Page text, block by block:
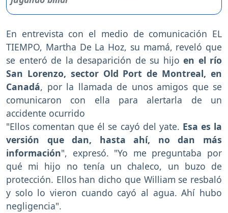
En entrevista con el medio de comunicación EL
TIEMPO, Martha De La Hoz, su mamá, reveló que
se enteró de la desaparición de su hijo en el río
San Lorenzo, sector Old Port de Montreal, en
Canadá, por la llamada de unos amigos que se
comunicaron con ella para alertarla de un
accidente ocurrido
"Ellos comentan que él se cayó del yate. Esa es la
versión que dan, hasta ahí, no dan más
información", expresó. "Yo me preguntaba por
qué mi hijo no tenía un chaleco, un buzo de
protección. Ellos han dicho que William se resbaló
y solo lo vieron cuando cayó al agua. Ahí hubo
negligencia".